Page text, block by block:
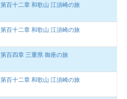
第百十二章 和歌山 江須崎の旅
第百十二章 和歌山 江須崎の旅
第百四章 三重県 御座の旅
第百十二章 和歌山 江須崎の旅